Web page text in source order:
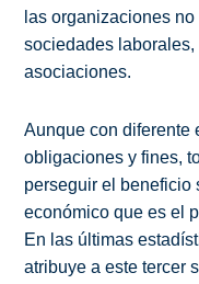
las organizaciones
sociedades
asociaciones.
Aunque con diferente
obligaciones y fines,
perseguir el beneficio
económico que es el
En las últimas
atribuye a este tercer